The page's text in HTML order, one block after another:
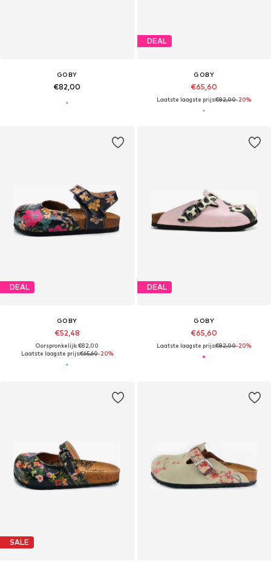
GOBY
€82,00
DEAL
GOBY
€65,60
Laatste laagste prijs:€82,00-20%
DEAL
GOBY
€52,48
Oorspronkelijk: €82,00
Laatste laagste prijs:€65,60-20%
DEAL
GOBY
€65,60
Laatste laagste prijs:€82,00-20%
SALE